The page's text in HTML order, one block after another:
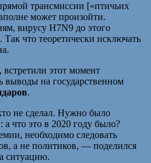
трансмиссии [«птичьих
может произойти.
вирусу H7N9 до этого
Так что теоретически исключать
этот момент
выводы на государственном
.
не сделал. Нужно было
а что это в 2020 году было?
необходимо следовать
а не политиков, — поделился
ситуацию.